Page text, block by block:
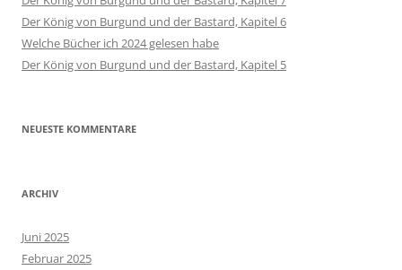
Der König von Burgund und der Bastard, Kapitel 6
Welche Bücher ich 2024 gelesen habe
Der König von Burgund und der Bastard, Kapitel 5
NEUESTE KOMMENTARE
ARCHIV
Juni 2025
Februar 2025